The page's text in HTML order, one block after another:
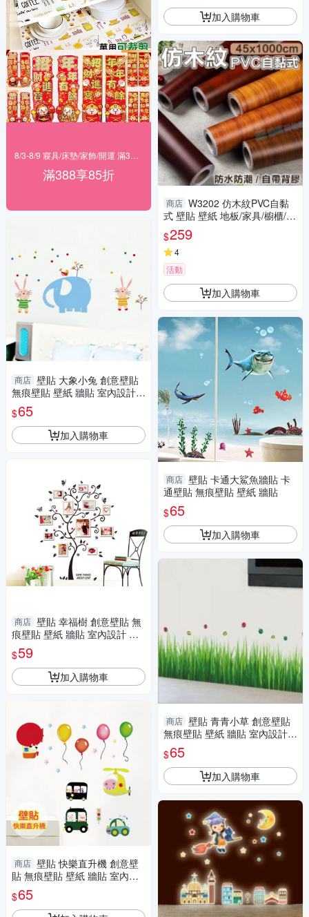
滿388享85折
商店 壁貼 大象小兔 創意壁貼
無痕壁貼 壁紙 牆貼 室內設計
裝潢 Loxin
$65
加入購物車
商店 壁貼 幸福樹 創意壁貼 無
痕壁貼 壁紙 牆貼 室內設計 裝
潢 Loxin
$59
加入購物車
商店 壁貼 快樂直升機 創意壁
貼 無痕壁貼 壁紙 牆貼 室內設
計 裝潢 兒童房佈置設計 Loxin
$65
加入購物車
商店 W3202 仿木紋PVC自黏
式 壁貼 壁紙 地板/家具/櫥櫃/
地板貼紙 防水材質 (1捲=45x10
00公分)
$259
4
活動
加入購物車
商店 壁貼 卡通大鯊魚牆貼 卡
通壁貼 無痕壁貼 壁紙 牆貼
$65
加入購物車
商店 壁貼 青青小草 創意壁貼
無痕壁貼 壁紙 牆貼 室內設計
裝潢 Loxin
$65
加入購物車